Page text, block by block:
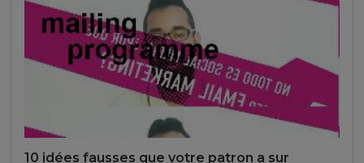
10 idées fausses que votre patron a sur